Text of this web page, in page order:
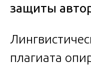
защиты
плагиата